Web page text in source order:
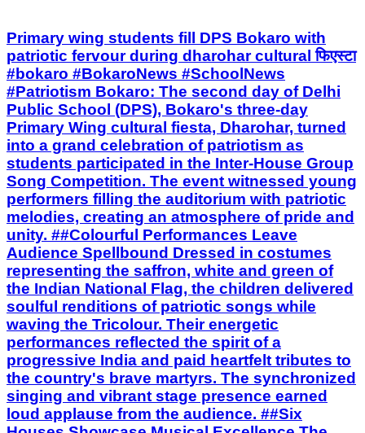
Primary Wing cultural fiesta, Dharohar, turned
into a grand celebration of patriotism as
students participated in the Inter-House Group
Song Competition. The event witnessed young
performers filling the auditorium with patriotic
melodies, creating an atmosphere of pride and
unity. ##Colourful Performances Leave
Audience Spellbound Dressed in costumes
representing the saffron, white and green of
the Indian National Flag, the children delivered
soulful renditions of patriotic songs while
waving the Tricolour. Their energetic
performances reflected the spirit of a
progressive India and paid heartfelt tributes to
the country's brave martyrs. The synchronized
singing and vibrant stage presence earned
loud applause from the audience. ##Six
Houses Showcase Musical Excellence The
patriotic musical journey began with Ganga
House's presentation of "Kadam Kadam
Badhaye Ja". Chenab House followed with
"Aage Badho Vishwa Mein Baja Do Danka",
while Jhelum House performed "Ya Rab Rahe